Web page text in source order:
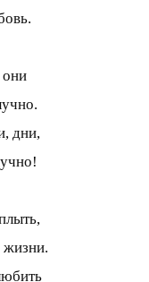
дни,
жизни.